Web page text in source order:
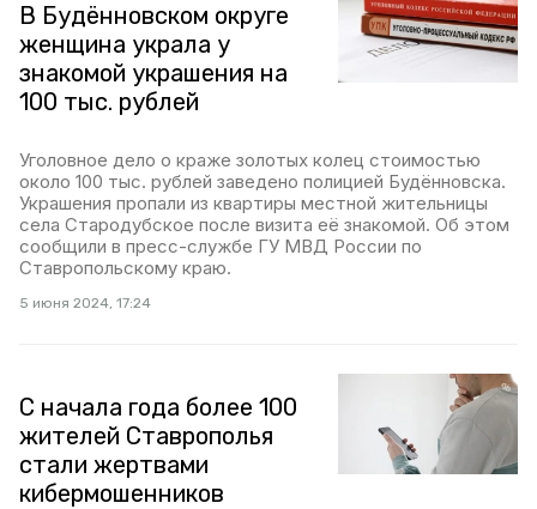
В Будённовском округе
женщина украла у
знакомой украшения на
100 тыс. рублей
Уголовное дело о краже золотых колец стоимостью
около 100 тыс. рублей заведено полицией Будённовска.
Украшения пропали из квартиры местной жительницы
села Стародубское после визита её знакомой. Об этом
сообщили в пресс-службе ГУ МВД России по
Ставропольскому краю.
5 июня 2024, 17:24
С начала года более 100
жителей Ставрополья
стали жертвами
кибермошенников